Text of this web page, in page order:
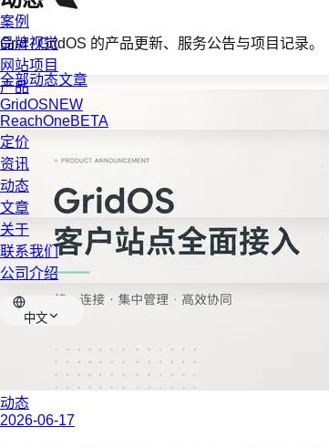
案例
品牌视觉
网站项目
产品
GridOSNEW
ReachOneBETA
定价
资讯
动态
文章
关于
联系我们
公司介绍
中文
Grid / GridOS 的产品更新、服务公告与项目记录。
全部动态文章
动态
2026-06-17